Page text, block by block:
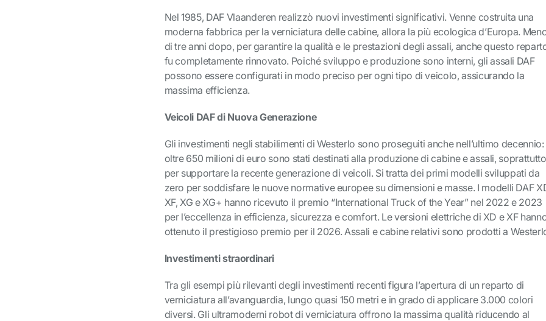
Nel 1985, DAF Vlaanderen realizzò nuovi investimenti significativi. Venne costruita una
moderna fabbrica per la verniciatura delle cabine, allora la più ecologica d’Europa.
di tre anni dopo, per garantire la qualità e le prestazioni degli assali, anche questo
fu completamente rinnovato. Poiché sviluppo e produzione sono interni, gli assali DAF
possono essere configurati in modo preciso per ogni tipo di veicolo, assicurando la
massima efficienza.
Veicoli DAF di Nuova Generazione
Gli investimenti negli stabilimenti di Westerlo sono proseguiti anche nell’ultimo decennio:
oltre 650 milioni di euro sono stati destinati alla produzione di cabine e assali, soprattutto
per supportare la recente generazione di veicoli. Si tratta dei primi modelli sviluppati da
zero per soddisfare le nuove normative europee su dimensioni e masse. I modelli DAF
XF, XG e XG+ hanno ricevuto il premio “International Truck of the Year” nel 2022 e 2023
per l’eccellenza in efficienza, sicurezza e comfort. Le versioni elettriche di XD e XF
ottenuto il prestigioso premio per il 2026. Assali e cabine relativi sono prodotti a
Investimenti straordinari
Tra gli esempi più rilevanti degli investimenti recenti figura l’apertura di un reparto di
verniciatura all’avanguardia, lungo quasi 150 metri e in grado di applicare 3.000 colori
diversi. Gli ultramoderni robot di verniciatura offrono la massima qualità riducendo al